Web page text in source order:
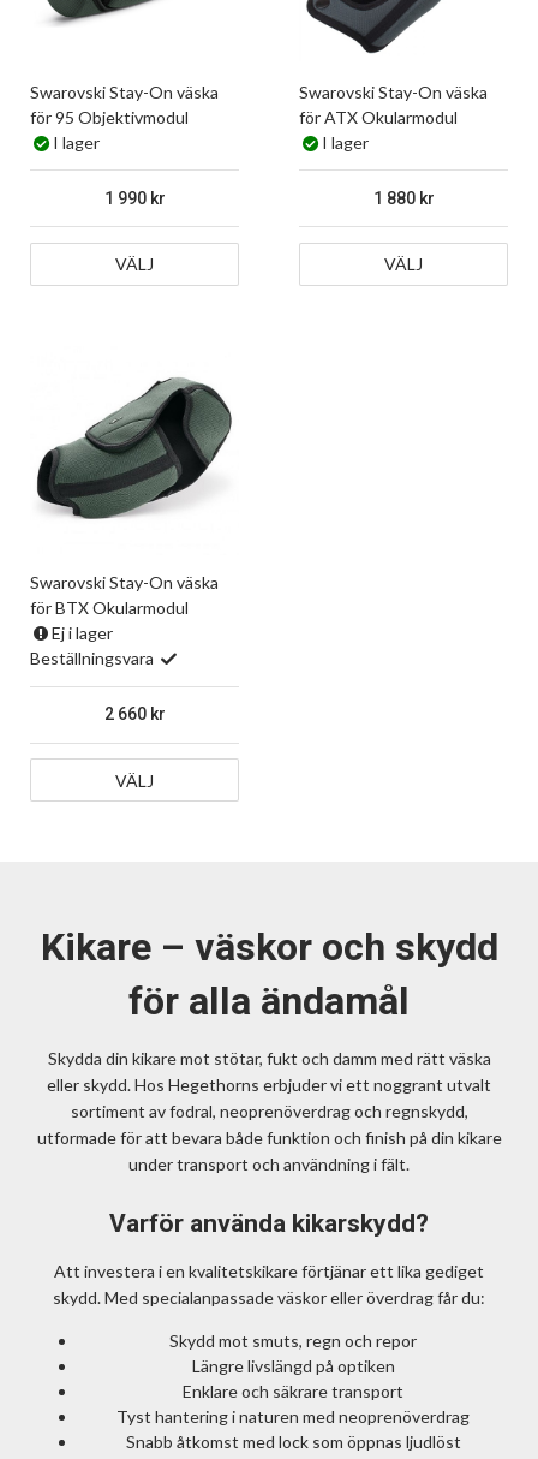
Swarovski Stay-On väska
för 95 Objektivmodul
I lager
1 990
VÄLJ
Swarovski Stay-On väska
för ATX Okularmodul
I lager
1 880
VÄLJ
Swarovski Stay-On väska
för BTX Okularmodul
Ej i lager
Beställningsvara
2 660
VÄLJ
Kikare – väskor och skydd
för alla ändamål
Skydda din kikare mot stötar, fukt och damm med rätt väska
eller skydd. Hos Hegethorns erbjuder vi ett noggrant utvalt
sortiment av fodral, neoprenöverdrag och regnskydd,
utformade för att bevara både funktion och finish på din kikare
under transport och användning i fält.
Varför använda kikarskydd?
Att investera i en kvalitetskikare förtjänar ett lika gediget
skydd. Med specialanpassade väskor eller överdrag får du:
Skydd mot smuts, regn och repor
Längre livslängd på optiken
Enklare och säkrare transport
Tyst hantering i naturen med neoprenöverdrag
Snabb åtkomst med lock som öppnas ljudlöst